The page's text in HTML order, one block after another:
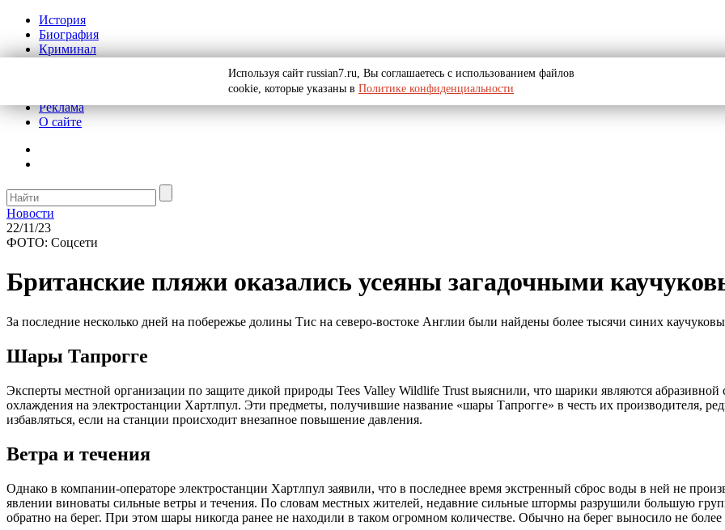
История
Биография
Криминал
Реклама
О сайте
Новости
22/11/23
ФОТО: Соцсети
Британские пляжи оказались усеяны загадочными
За последние несколько дней на побережье долины Тис на северо-востоке Англии были найдены более тысячи синих
Шары Тапрогге
Эксперты местной организации по защите дикой природы Tees Valley Wildlife Trust выяснили, что шарики являются абразивной
охлаждения на электростанции Хартлпул. Эти предметы, получившие название «шары Тапрогге» в честь их производителя,
избавляться, если на станции происходит внезапное повышение давления.
Ветра и течения
Однако в компании-операторе электростанции Хартлпул заявили, что в последнее время экстренный сброс воды в ней не
явлении виноваты сильные ветры и течения. По словам местных жителей, недавние сильные штормы разрушили большую
обратно на берег. При этом шары никогда ранее не находили в таком огромном количестве. Обычно на берег выносило не более
Используя сайт russian7.ru, Вы соглашаетесь с использованием файлов
cookie, которые указаны в Политике конфиденциальности